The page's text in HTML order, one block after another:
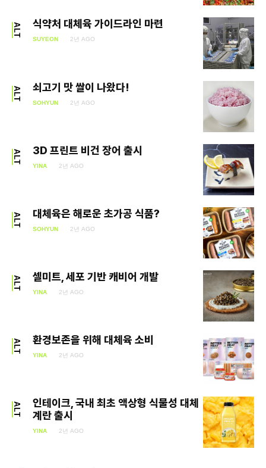
Energy
Food
Life
Article
ALT 식약처 대체육 가이드라인 마련
SUYEON 2년 AGO
ALT 쇠고기 맛 쌀이 나왔다!
SOHYUN 2년 AGO
ALT 3D 프린트 비건 장어 출시
YINA 2년 AGO
ALT 대체육은 해로운 초가공 식품?
SOHYUN 2년 AGO
ALT 셀미트, 세포 기반 캐비어 개발
YINA 2년 AGO
ALT 환경보존을 위해 대체육 소비
YINA 2년 AGO
ALT
인테이크, 국내 최초 액상형 식물성 대체
계란 출시
YINA 2년 AGO